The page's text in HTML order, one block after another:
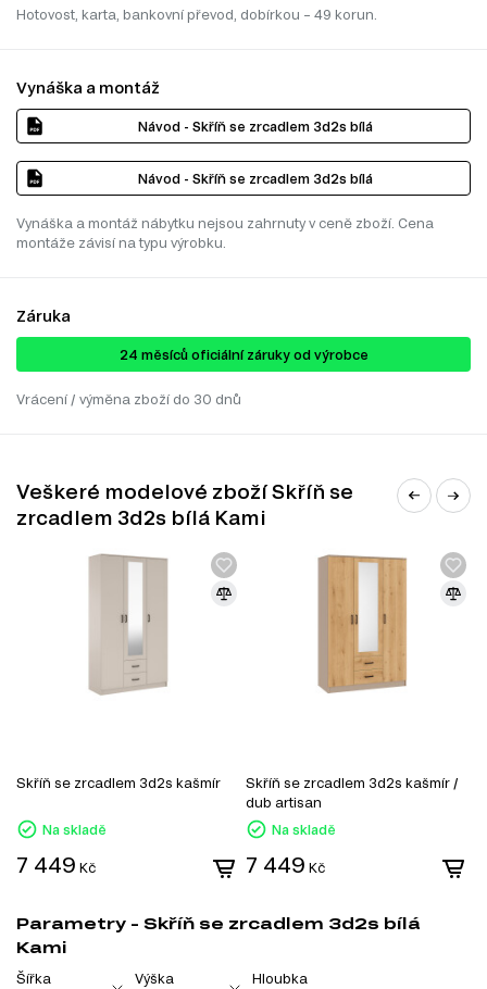
Hotovost, karta, bankovní převod, dobírkou – 49 korun.
Vynáška a montáž
Návod - Skříň se zrcadlem 3d2s bílá
Návod - Skříň se zrcadlem 3d2s bílá
Vynáška a montáž nábytku nejsou zahrnuty v ceně zboží. Cena
montáže závisí na typu výrobku.
Záruka
24 ​​​​měsíců oficiální záruky od výrobce
Vrácení / výměna zboží do 30 dnů
Veškeré modelové zboží Skříň se
zrcadlem 3d2s bílá Kami
Skříň se zrcadlem 3d2s kašmír
Na skladě
7 449 Kč
Skříň se zrcadlem 3d2s kašmír /
dub artisan
Na skladě
7 449 Kč
Parametry - Skříň se zrcadlem 3d2s bílá
Kami
Šířka Výška Hloubka